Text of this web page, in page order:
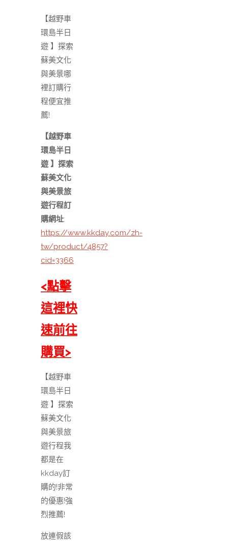
【越野車
環島半日
遊 】探索
蘇美文化
與美景哪
裡訂購行
程便宜推
薦!
【越野車
環島半日
遊 】探索
蘇美文化
與美景旅
遊行程訂
購網址:
https://www.kkday.com/zh-
tw/product/4857?
cid=3366
<點擊
這裡快
速前往
購買>
【越野車
環島半日
遊 】探索
蘇美文化
與美景旅
遊行程我
都是在
kkday訂
購的!非常
的優惠!強
烈推薦!
放連假該